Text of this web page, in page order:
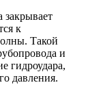
закрывает
к
Такой
и
гидроудара,
давления.